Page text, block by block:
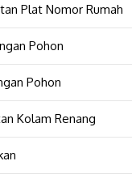
Plat Nomor Rumah
Pohon
Pohon
Kolam Renang